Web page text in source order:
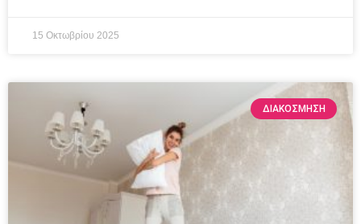
15 Οκτωβρίου 2025
ΔΙΑΚΌΣΜΗΣΗ